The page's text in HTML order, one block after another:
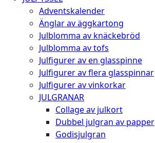
Adventskalender
Änglar av äggkartong
Julblomma av knäckebröd
Julblomma av tofs
Julfigurer av en glasspinne
Julfigurer av flera glasspinnar
Julfigurer av vinkorkar
JULGRANAR
Collage av julkort
Dubbel julgran av papper
Godisjulgran